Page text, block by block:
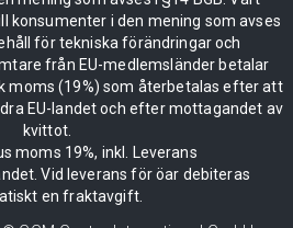
konsumenter i den mening som avses
för tekniska förändringar och
från EU-medlemsländer betalar
moms (19%) som återbetalas efter att
EU-landet och efter mottagandet av
kvittot.
moms 19%, inkl. Leverans
Vid leverans för öar debiteras
en fraktavgift.